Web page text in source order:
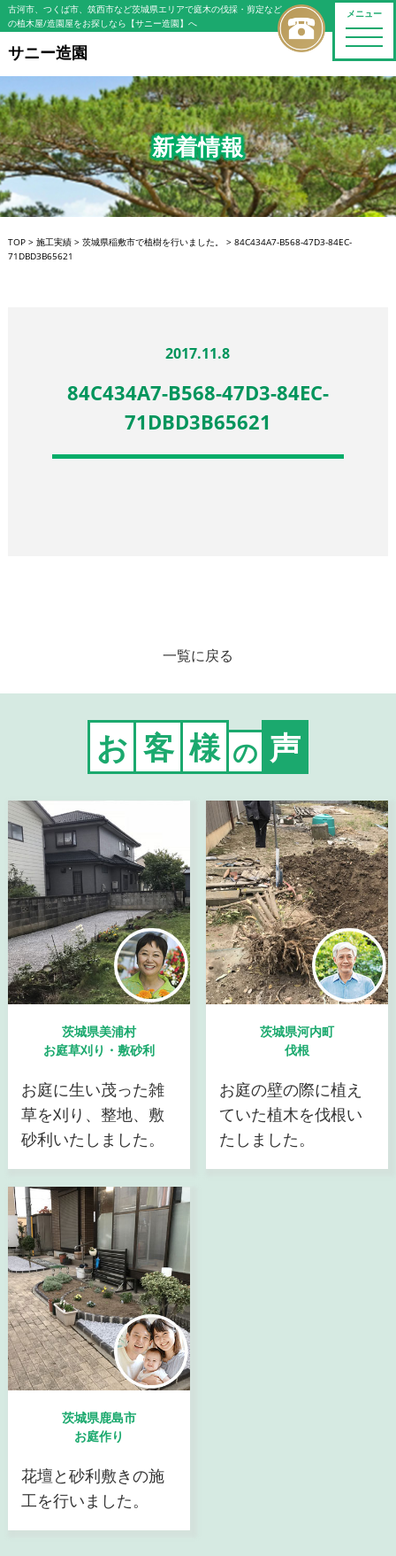
メニュー
toggle
古河市、つくば市、筑西市など茨城県エリアで庭木の伐採・剪定など
の植木屋/造園屋をお探しなら【サニー造園】へ
サニー造園
新着情報
TOP> 施工実績> 茨城県稲敷市で植樹を行いました。 > 84C434A7-B568-47D3-84EC-
71DBD3B65621
2017.11.8
84C434A7-B568-47D3-84EC-
71DBD3B65621
一覧に戻る
お 客 様 の 声
茨城県美浦村
お庭草刈り・敷砂利
お庭に生い茂った雑
草を刈り、整地、敷
砂利いたしました。
茨城県河内町
伐根
お庭の壁の際に植え
ていた植木を伐根い
たしました。
茨城県鹿島市
お庭作り
花壇と砂利敷きの施
工を行いました。